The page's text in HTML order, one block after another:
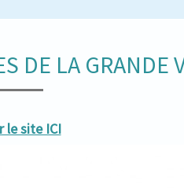
DE LA GRANDE
le site ICI